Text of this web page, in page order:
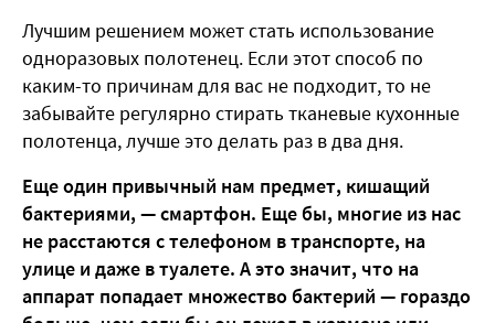
Лучшим решением может стать использование
одноразовых полотенец. Если этот способ по
каким-то причинам для вас не подходит, то не
забывайте регулярно стирать тканевые кухонные
полотенца, лучше это делать раз в два дня.
Еще один привычный нам предмет, кишащий
бактериями, — смартфон. Еще бы, многие из нас
не расстаются с телефоном в транспорте, на
улице и даже в туалете. А это значит, что на
аппарат попадает множество бактерий — гораздо